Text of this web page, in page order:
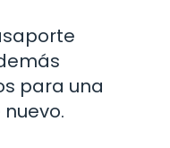
para una